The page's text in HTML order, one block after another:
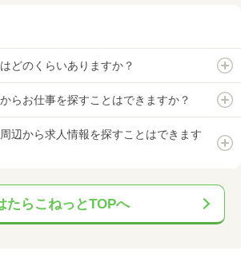
どのくらいありますか？
らお仕事を探すことはできますか？
辺から求人情報を探すことはできます
たらこねっとTOPへ